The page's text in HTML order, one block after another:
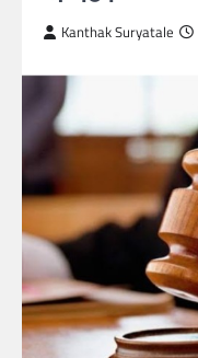
Kanthak Suryatale